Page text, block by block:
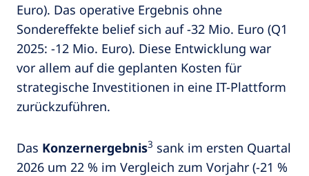
Euro). Das operative Ergebnis ohne
Sondereffekte belief sich auf -32 Mio. Euro (Q1
2025: -12 Mio. Euro). Diese Entwicklung war
vor allem auf die geplanten Kosten für
strategische Investitionen in eine IT-Plattform
zurückzuführen.
Das Konzernergebnis3 sank im ersten Quartal
2026 um 22 % im Vergleich zum Vorjahr (-21 %